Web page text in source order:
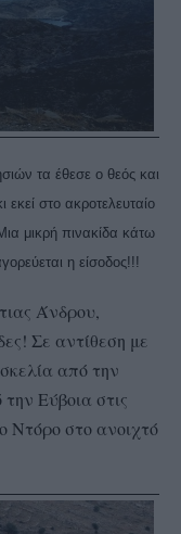
τα έθεσε ο θεός και
στο ακροτελευταίο
μικρή πινακίδα κάτω
η είσοδος!!!
Άνδρου,
Σε αντίθεση με
από την
Εύβοια στις
Ντόρο στο ανοιχτό